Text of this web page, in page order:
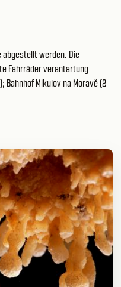
abgestellt werden. Die
Fahrräder verantartung
Bahnhof Mikulov na Moravě (2